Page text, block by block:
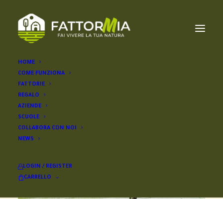
HOME
COME FUNZIONA
FATTORIE
REGALO
AZIENDE
SCUOLE
COLLABORA CON NOI
NEWS
LOGIN / REGISTER
CARRELLO